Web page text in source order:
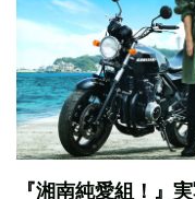
『湘南純愛組！』